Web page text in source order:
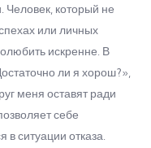
Человек, который не
или личных
искренне. В
ли я хорош?»,
меня оставят ради
себе
в ситуации отказа.